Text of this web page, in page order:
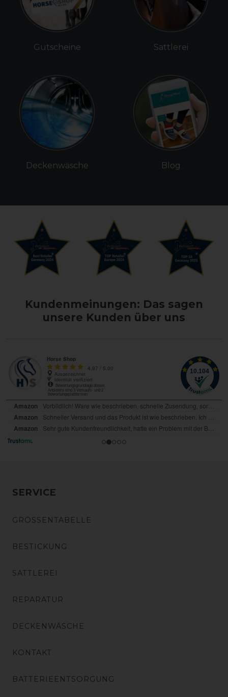
Gutscheine
Deckenwäsche
Sattlerei
Blog
Kundenmeinungen: Das sagen
unsere Kunden über uns
SERVICE
GRÖSSENTABELLE
BESTICKUNG
SATTLEREI
REPARATUR
DECKENWÄSCHE
KONTAKT
BATTERIEENTSORGUNG